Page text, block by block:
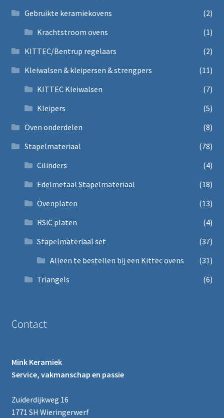
Gebruikte keramiekovens
(2)
Krachtstroom ovens
(1)
KITTEC/Bentrup regelaars
(2)
Kleiwalsen & kleipersen & strengpers
(11)
KITTEC Kleiwalsen
(7)
Kleipers
(5)
Oven onderdelen
(8)
Stapelmateriaal
(78)
Cilinders
(4)
Edelmetaal Stapelmateriaal
(18)
Ovenplaten
(13)
RSiC platen
(4)
Stapelmateriaal set
(37)
Alleen te bestellen bij een Kittec ovens
(31)
Triangels
(6)
Contact
Mink Keramiek
Service, vakmanschap en passie
Zuiderdijkweg 16
1771 SH Wieringerwerf